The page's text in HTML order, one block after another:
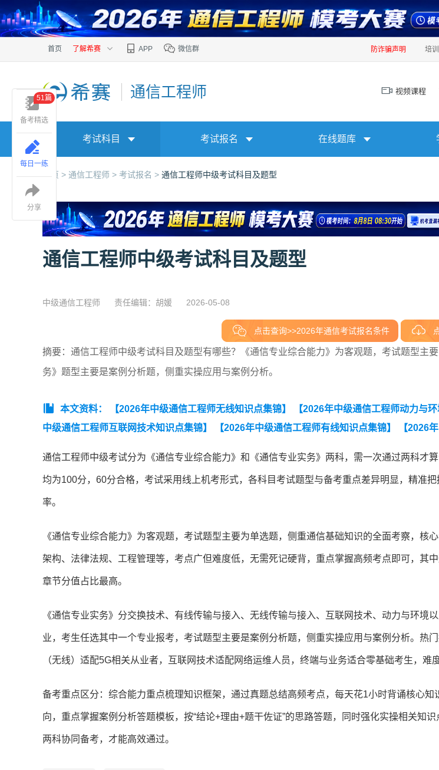
首页 了解希赛 APP 微信群 防诈骗声明 培
通信工程师 视频课程
考试科目 考试报名 在线题库
首页 > 通信工程师 > 考试报名 > 通信工程师中级考试科目及题型
通信工程师中级考试科目及题型
中级通信工程师 责任编辑：胡媛 2026-05-08
点击查询>>2026年通信考试报名条件
摘要：通信工程师中级考试科目及题型有哪些？《通信专业综合能力》为客观题，考试题型主
务》题型主要是案例分析题，侧重实操应用与案例分析。
本文资料： 【2026年中级通信工程师无线知识点集锦】 【2026年中级通信工程师动力与环
中级通信工程师互联网技术知识点集锦】
【2026年中级通信工程师有线知识点集锦】
【2026
通信工程师中级考试分为《通信专业综合能力》和《通信专业实务》两科，需一次通过两科才
均为100分，60分合格，考试采用线上机考形式，各科目考试题型与备考重点差异明显，精准
率。
《通信专业综合能力》为客观题，考试题型主要为单选题，侧重通信基础知识的全面考察，核
架构、法律法规、工程管理等，考点广但难度低，无需死记硬背，重点掌握高频考点即可，其
章节分值占比最高。
《通信专业实务》分交换技术、有线传输与接入、无线传输与接入、互联网技术、动力与环境
业，考生任选其中一个专业报考，考试题型主要是案例分析题，侧重实操应用与案例分析。热
（无线）适配5G相关从业者，互联网技术适配网络运维人员，终端与业务适合零基础考生，难
备考重点区分：综合能力重点梳理知识框架，通过真题总结高频考点，每天花1小时背诵核心知
向，重点掌握案例分析答题模板，按“结论+理由+题干佐证”的思路答题，同时强化实操相关知识
两科协同备考，才能高效通过。
备考精选
51篇
每日一练
分享